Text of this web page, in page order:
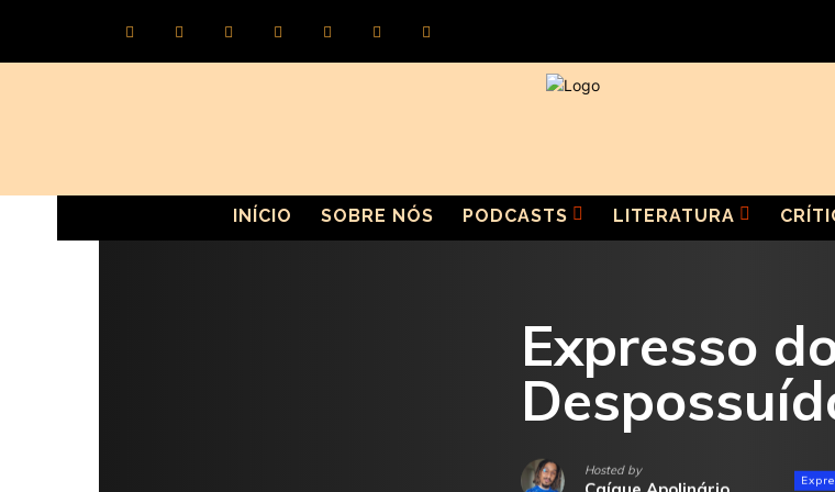
INÍCIO SOBRE NÓS PODCASTS LITERATURA
Expresso
Hosted by